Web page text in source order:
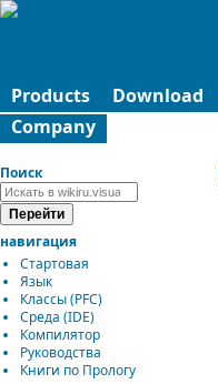
Products Download
Company
Поиск
навигация
Стартовая
Язык
Классы (PFC)
Среда (IDE)
Компилятор
Руководства
Книги по Прологу